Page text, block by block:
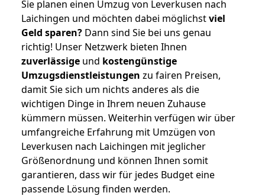
Sie planen einen Umzug von Leverkusen nach
Laichingen und möchten dabei möglichstviel
Geld sparen? Dann sind Sie bei uns genau
richtig! Unser Netzwerk bieten Ihnen
zuverlässige und kostengünstige
Umzugsdienstleistungen zu fairen Preisen,
damit Sie sich um nichts anderes als die
wichtigen Dinge in Ihrem neuen Zuhause
kümmern müssen. Weiterhin verfügen wir über
umfangreiche Erfahrung mit Umzügen von
Leverkusen nach Laichingen mit jeglicher
Größenordnung und können Ihnen somit
garantieren, dass wir für jedes Budget eine
passende Lösung finden werden.